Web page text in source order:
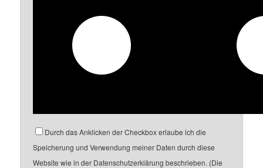
Durch das Anklicken der Checkbox erlaube ich die
Speicherung und Verwendung meiner Daten durch diese
Website wie in der Datenschutzerklärung beschrieben. (Die